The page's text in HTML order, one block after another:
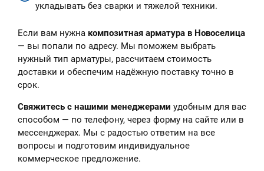
укладывать без сварки и тяжелой техники.
Если вам нужна композитная арматура в Новоселица
— вы попали по адресу. Мы поможем выбрать
нужный тип арматуры, рассчитаем стоимость
доставки и обеспечим надёжную поставку точно в
срок.
Свяжитесь с нашими менеджерами удобным для вас
способом — по телефону, через форму на сайте или в
мессенджерах. Мы с радостью ответим на все
вопросы и подготовим индивидуальное
коммерческое предложение.